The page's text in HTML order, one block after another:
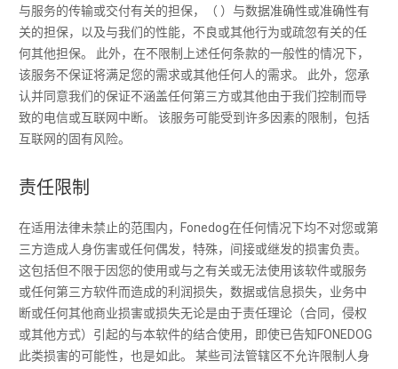
与服务的传输或交付有关的担保，（ ）与数据准确性或准确性有
关的担保，以及与我们的性能，不良或其他行为或疏忽有关的任
何其他担保。 此外，在不限制上述任何条款的一般性的情况下，
该服务不保证将满足您的需求或其他任何人的需求。 此外，您承
认并同意我们的保证不涵盖任何第三方或其他由于我们控制而导
致的电信或互联网中断。 该服务可能受到许多因素的限制，包括
互联网的固有风险。
责任限制
在适用法律未禁止的范围内，Fonedog在任何情况下均不对您或第
三方造成人身伤害或任何偶发，特殊，间接或继发的损害负责。
这包括但不限于因您的使用或与之有关或无法使用该软件或服务
或任何第三方软件而造成的利润损失，数据或信息损失，业务中
断或任何其他商业损害或损失无论是由于责任理论（合同，侵权
或其他方式）引起的与本软件的结合使用，即使已告知FONEDOG
此类损害的可能性，也是如此。 某些司法管辖区不允许限制人身